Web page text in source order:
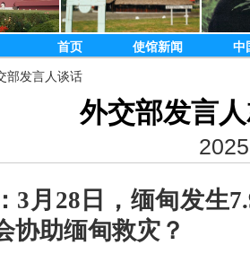
首页 使馆新闻 中
部发言人谈话
外交部发言
3月28日，缅甸发生
协助缅甸救灾？